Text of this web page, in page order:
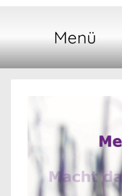
Training
Menü